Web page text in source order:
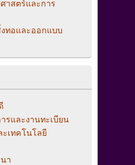
าสตร์และการ
ทอและออกแบบ
รและงานทะเบียน
เทคโนโลยี
า